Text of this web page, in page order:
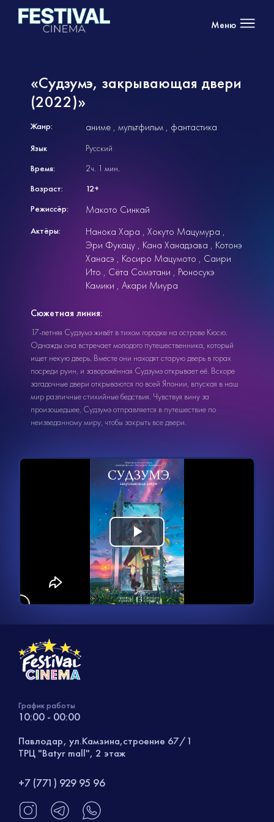
Меню
«Судзумэ, закрывающая двери
(2022)»
Жанр: аниме мультфильм фантастика
Язык
Русский
Время:
2ч. 1 мин.
Возраст:
12+
Режиссёр:
Макото Синкай
Актёры: Нанока Хара
Хокуто Мацумура
Эри Фукацу
Кана Ханадзава
Котонэ
Ханасэ
Косиро Мацумото
Саири
Ито
Сёта Сомэтани
Рюносукэ
Камики
Акари Миура
Сюжетная линия:
17-летняя Судзумэ живёт в тихом городке на острове Кюсю.
Однажды она встречает молодого путешественника, который
ищет некую дверь. Вместе они находят старую дверь в горах
посреди руин, и заворожённая Судзумэ открывает её. Вскоре
загадочные двери открываются по всей Японии, впуская в наш
мир различные стихийные бедствия. Чувствуя вину за
произошедшее, Судзумэ отправляется в путешествие по
неизведанному миру, чтобы закрыть все двери.
Видеоплеер
загружается.
Воспроизвести
видео
График работы
10:00 - 00:00
Павлодар, ул.Камзина,строение 67/1
ТРЦ "Batyr mall", 2 этаж
+7 (771) 929 95 96